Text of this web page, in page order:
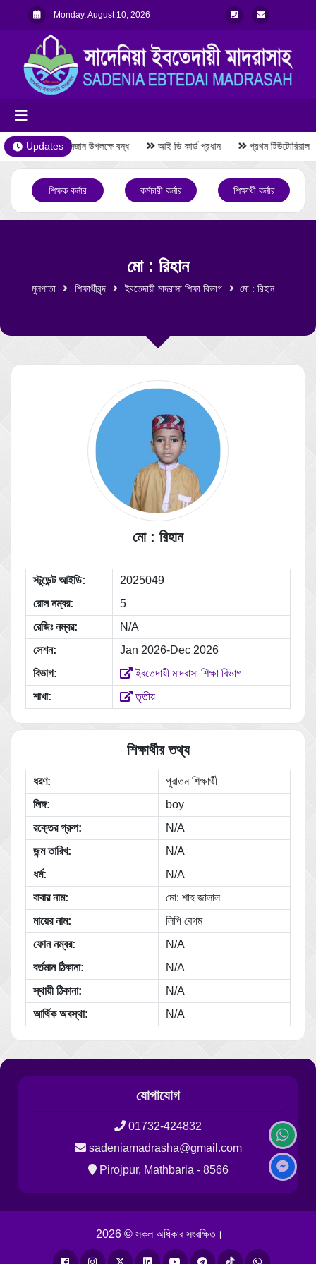
Monday, August 10, 2026
Updatesরমজান উপলক্ষে বন্ধ আই ডি কার্ড প্রধান প্রথম টিউটোরিয়াল
শিক্ষক কর্নার কর্মচারী কর্নার শিক্ষার্থী কর্নার
মো : রিহান
মুলপাতা শিক্ষার্থীবৃন্দ ইবতেদায়ী মাদরাসা শিক্ষা বিভাগ মো : রিহান
মো : রিহান
স্টুডেন্ট আইডি:
2025049
রোল নম্বর:
5
রেজিঃ নম্বর:
N/A
সেশন:
Jan 2026-Dec 2026
বিভাগ:
ইবতেদায়ী মাদরাসা শিক্ষা বিভাগ
শাখা:
তৃতীয়
শিক্ষার্থীর তথ্য
ধরণ:
পুরাতন শিক্ষার্থী
লিঙ্গ:
boy
রক্তের গ্রুপ:
N/A
জন্ম তারিখ:
N/A
ধর্ম:
N/A
বাবার নাম:
মো: শাহ জালাল
মায়ের নাম:
লিপি বেগম
ফোন নম্বর:
N/A
বর্তমান ঠিকানা:
N/A
স্থায়ী ঠিকানা:
N/A
আর্থিক অবস্থা:
N/A
যোগাযোগ
01732-424832
sadeniamadrasha@gmail.com
Pirojpur, Mathbaria - 8566
2026 © সকল অধিকার সংরক্ষিত।